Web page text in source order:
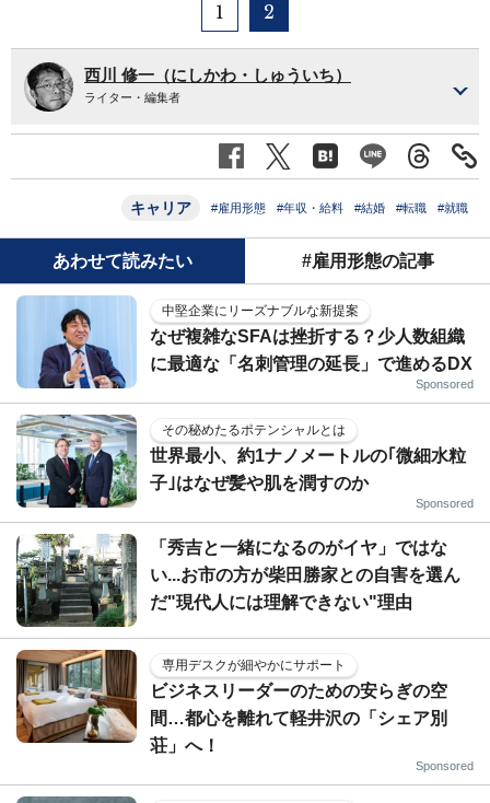
1 2
西川 修一（にしかわ・しゅういち）
ライター・編集者
キャリア #雇用形態 #年収・給料 #結婚 #転職 #就職
あわせて読みたい #雇用形態の記事
中堅企業にリーズナブルな新提案
なぜ複雑なSFAは挫折する？少人数組織
に最適な「名刺管理の延長」で進めるDX
Sponsored
その秘めたるポテンシャルとは
世界最小、約1ナノメートルの｢微細水粒
子｣はなぜ髪や肌を潤すのか
Sponsored
「秀吉と一緒になるのがイヤ」ではな
い...お市の方が柴田勝家との自害を選ん
だ"現代人には理解できない"理由
専用デスクが細やかにサポート
ビジネスリーダーのための安らぎの空
間…都心を離れて軽井沢の「シェア別
荘」へ！
Sponsored